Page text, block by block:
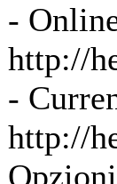
-
http://
-
http://